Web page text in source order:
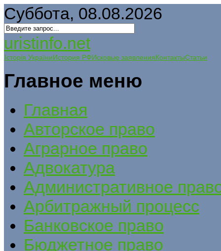
Суббота, 08.08.2026
uristinfo.net
Історія УкраїниИстория РФИсковые заявленияКонтактыСтатьи
Главное меню
Главная
Авторское право
Аграрное право
Адвокатура
Административное
Арбитражный процесс
Банковское право
Бюджетное право